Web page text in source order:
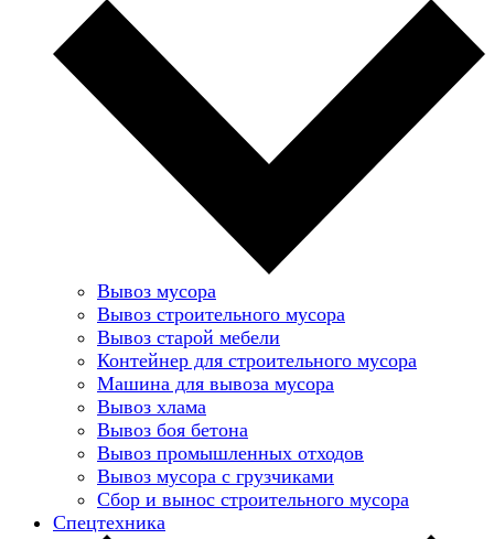
Вывоз мусора
Вывоз строительного мусора
Вывоз старой мебели
Контейнер для строительного мусора
Машина для вывоза мусора
Вывоз хлама
Вывоз боя бетона
Вывоз промышленных отходов
Вывоз мусора с грузчиками
Сбор и вынос строительного мусора
Спецтехника